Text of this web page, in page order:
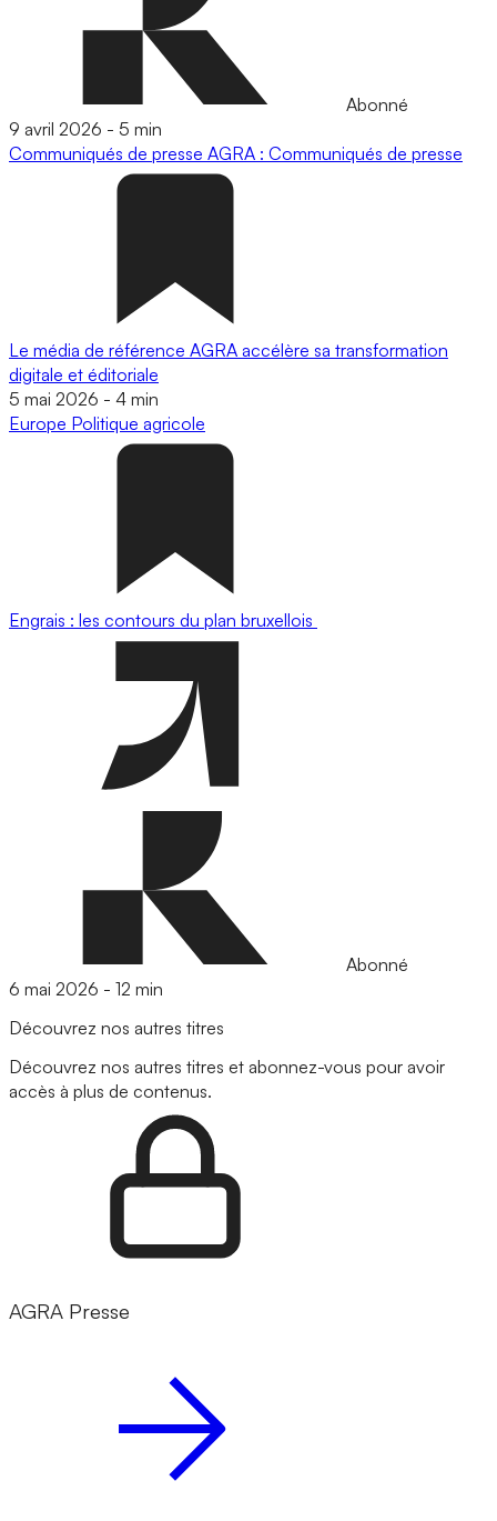
Abonné
9 avril 2026 - 5 min
Communiqués de presse AGRA : Communiqués de presse
Le média de référence AGRA accélère sa transformation
digitale et éditoriale
5 mai 2026 - 4 min
Europe Politique agricole
Engrais : les contours du plan bruxellois
Abonné
6 mai 2026 - 12 min
Découvrez nos autres titres
Découvrez nos autres titres et abonnez-vous pour avoir
accès à plus de contenus.
AGRA Presse